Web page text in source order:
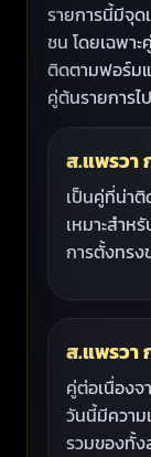
รายการนี้มีจุ
ชน โดยเฉพา
ติดตามฟอร์ม
คู่ต้นรายการ
ส.แพรวา
เป็นคู่ที่น่า
เหมาะสำห
การตั้งทร
ส.แพรวา
คู่ต่อเนื่องจ
วันนี้มีความ
รวมของทั้